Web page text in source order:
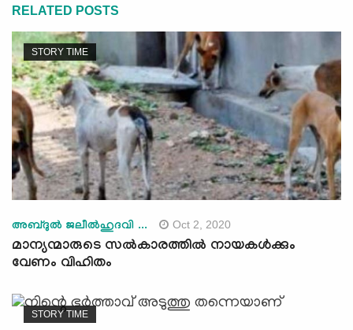
RELATED POSTS
STORY TIME
അബ്ദുല്‍ ജലീല്‍ഹുദവി ... Oct 2, 2020
മാന്യന്മാരുടെ സൽകാരത്തിൽ നായകൾക്കും
വേണം വിഹിതം
STORY TIME